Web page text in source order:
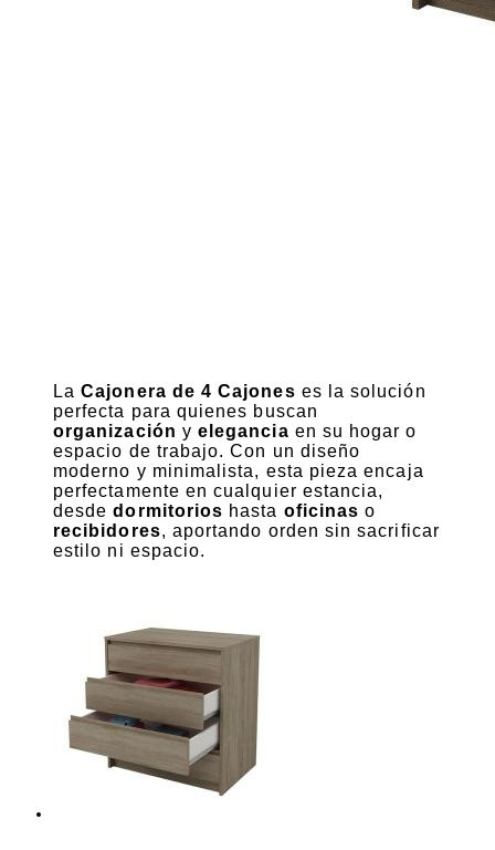
LaCajonera de 4 Cajones es la solución
perfecta para quienes buscan
organización yelegancia en su hogar o
espacio de trabajo. Con un diseño
moderno y minimalista, esta pieza encaja
perfectamente en cualquier estancia,
desdedormitorios hasta oficinas o
recibidores, aportando orden sin sacrificar
estilo ni espacio.